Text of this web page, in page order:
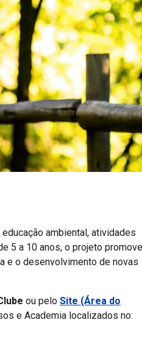
ambiental, atividades
5 a 10 anos, o projeto promove
e o desenvolvimento de novas
ou pelo Site (Área do
e Academia localizados no: